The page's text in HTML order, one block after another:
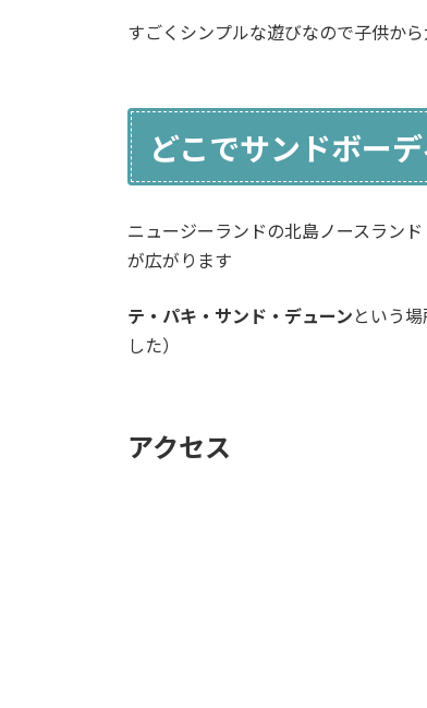
すごくシンプルな遊びなので子供か
どこでサンドボー
ニュージーランドの北島ノースラン
が広がります
テ・パキ・サンド・デューンという
した）
アクセス